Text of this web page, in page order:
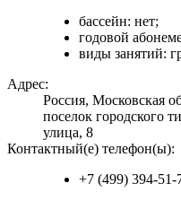
бассейн: нет;
годовой
виды занятий:
Адрес:
Россия, Московская
поселок городского
улица, 8
Контактный(е) телефон(ы):
+7 (499) 394-51-